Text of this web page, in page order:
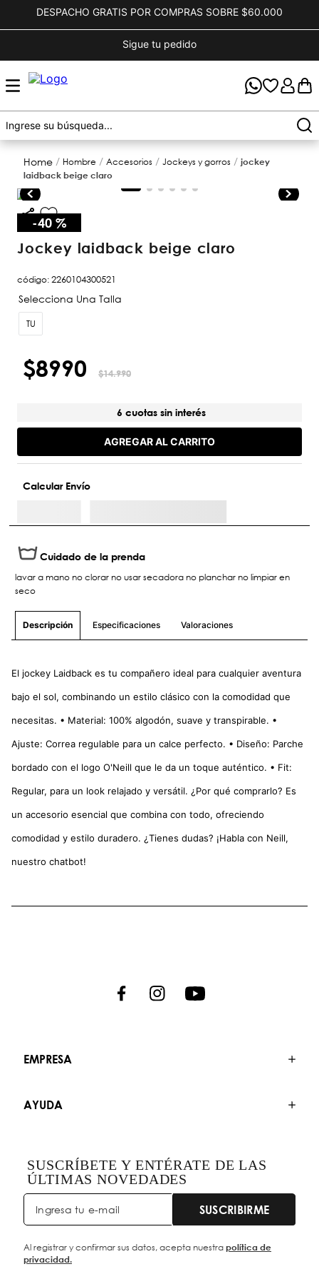
DESPACHO GRATIS POR COMPRAS SOBRE $60.000
Sigue tu pedido
hombre accesorios jockeys y gorros
jockey
laidback beige claro
-40 %
jockey laidback beige claro
código:2260104300521
TU
$8990 $14.990
6 cuotas sin interés
AGREGAR AL CARRITO
Calcular Envío
Cuidado de la prenda
lavar a mano no clorar no usar secadora no planchar no limpiar en
seco
Descripción Especificaciones Valoraciones
El jockey Laidback es tu compañero ideal para cualquier aventura
bajo el sol, combinando un estilo clásico con la comodidad que
necesitas. • Material: 100% algodón, suave y transpirable. •
Ajuste: Correa regulable para un calce perfecto. • Diseño: Parche
bordado con el logo O'Neill que le da un toque auténtico. • Fit:
Regular, para un look relajado y versátil. ¿Por qué comprarlo? Es
un accesorio esencial que combina con todo, ofreciendo
comodidad y estilo duradero. ¿Tienes dudas? ¡Habla con Neill,
nuestro chatbot!
EMPRESA
AYUDA
SUSCRÍBETE Y ENTÉRATE DE LAS
ÚLTIMAS NOVEDADES
SUSCRIBIRME
Al registrar y confirmar sus datos, acepta nuestrapolítica de
privacidad.